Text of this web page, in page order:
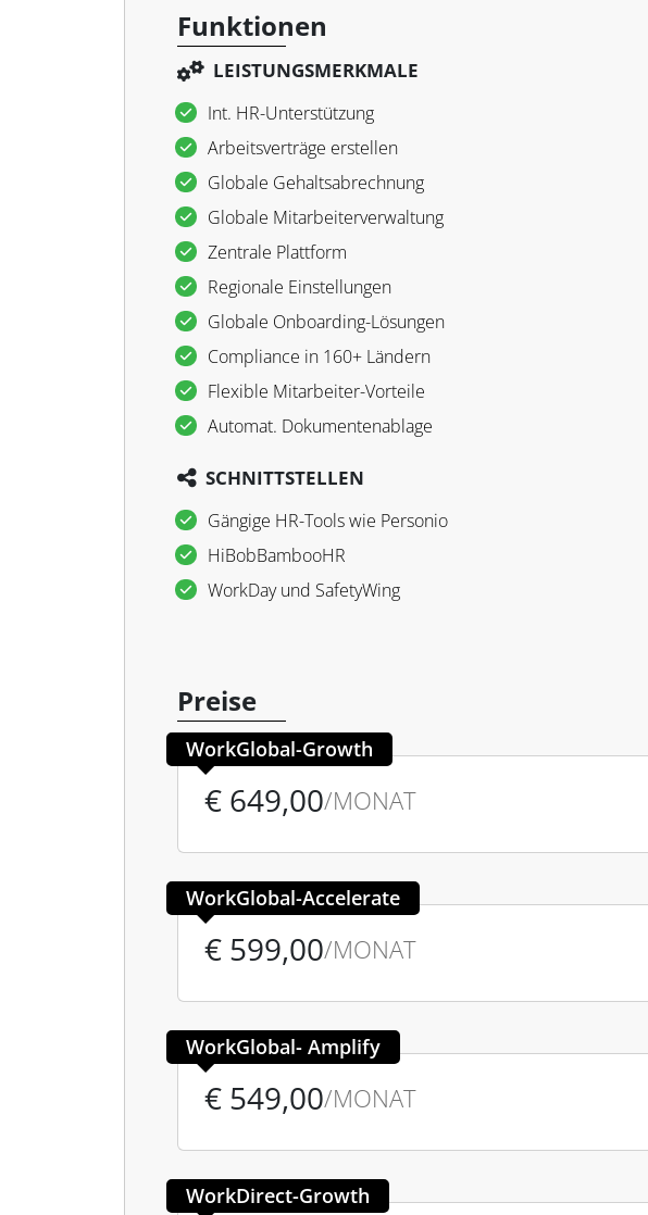
Funktionen
LEISTUNGSMERKMALE
Int. HR-Unterstützung
Arbeitsverträge erstellen
Globale Gehaltsabrechnung
Globale Mitarbeiterverwaltung
Zentrale Plattform
Regionale Einstellungen
Globale Onboarding-Lösungen
Compliance in 160+ Ländern
Flexible Mitarbeiter-Vorteile
Automat. Dokumentenablage
SCHNITTSTELLEN
Gängige HR-Tools wie Personio
HiBobBambooHR
WorkDay und SafetyWing
Preise
WorkGlobal-Growth
€ 649,00/MONAT
WorkGlobal-Accelerate
€ 599,00/MONAT
WorkGlobal- Amplify
€ 549,00/MONAT
WorkDirect-Growth